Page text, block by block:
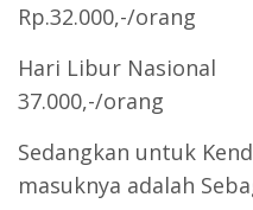
Rp.32.000,-/orang
Hari Libur
37.000,-/orang
Sedangkan untuk
masuknya adalah